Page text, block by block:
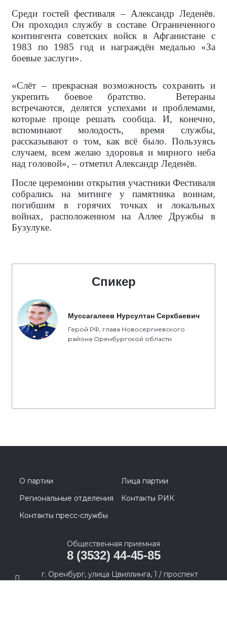
Среди гостей фестиваля – Александр Леденёв.
Он проходил службу в составе Ограниченного
контингента советских войск в Афганистане с
1983 по 1985 год и награждён медалью «За
боевые заслуги».
«Слёт – прекрасная возможность сохранить и
укрепить боевое братство. Ветераны
встречаются, делятся успехами и проблемами,
которые проще решать сообща. И, конечно,
вспоминают молодость, время службы,
рассказывают о том, как всё было. Пользуясь
случаем, всем желаю здоровья и мирного неба
над головой», – отметил Александр Леденёв.
После церемонии открытия участники Фестиваля
собрались на митинге у памятника воинам,
погибшим в горячих точках и локальных
войнах, расположенном на Аллее Дружбы в
Бузулуке.
Спикер
Муссагалеев Нурсултан Серкбаевич
Герой РФ, глава Новосергиевского
района Оренбургской области
О партии
Лица партии
Региональные отделения
Контакты РИК
Контакты пресс-службы
Общественная приемная
8 (3532) 44-45-85
г. Оренбург, улица Цвиллинга, 1 / проспект
Парковый, 2